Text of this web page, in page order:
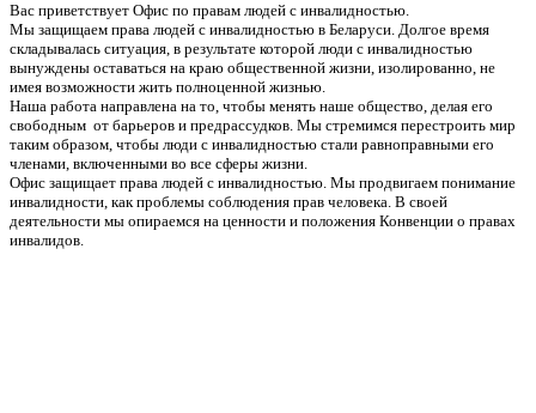
Вас приветствует Офис по правам людей с инвалидностью.
Мы защищаем права людей с инвалидностью в Беларуси. Долгое время
складывалась ситуация, в результате которой люди с инвалидностью
вынуждены оставаться на краю общественной жизни, изолированно, не
имея возможности жить полноценной жизнью.
Наша работа направлена на то, чтобы менять наше общество, делая его
свободным от барьеров и предрассудков. Мы стремимся перестроить мир
таким образом, чтобы люди с инвалидностью стали равноправными его
членами, включенными во все сферы жизни.
Офис защищает права людей с инвалидностью. Мы продвигаем понимание
инвалидности, как проблемы соблюдения прав человека. В своей
деятельности мы опираемся на ценности и положения Конвенции о правах
инвалидов.